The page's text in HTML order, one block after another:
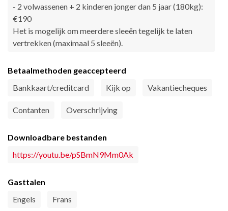
- 2 volwassenen + 2 kinderen jonger dan 5 jaar (180kg):
€190
Het is mogelijk om meerdere sleeën tegelijk te laten
vertrekken (maximaal 5 sleeën).
Betaalmethoden geaccepteerd
Bankkaart/creditcard
Kijk op Vakantiecheques
Contanten Overschrijving
Downloadbare bestanden
https://youtu.be/pSBmN9Mm0Ak
Gasttalen
Engels
Frans